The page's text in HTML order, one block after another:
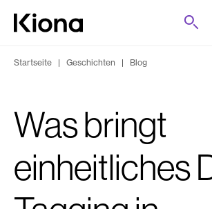
Zum Inhalt wechseln
Zur Homepage wechseln
Suche
Startseite | Geschichten | Blog
Was bringt
einheitliches